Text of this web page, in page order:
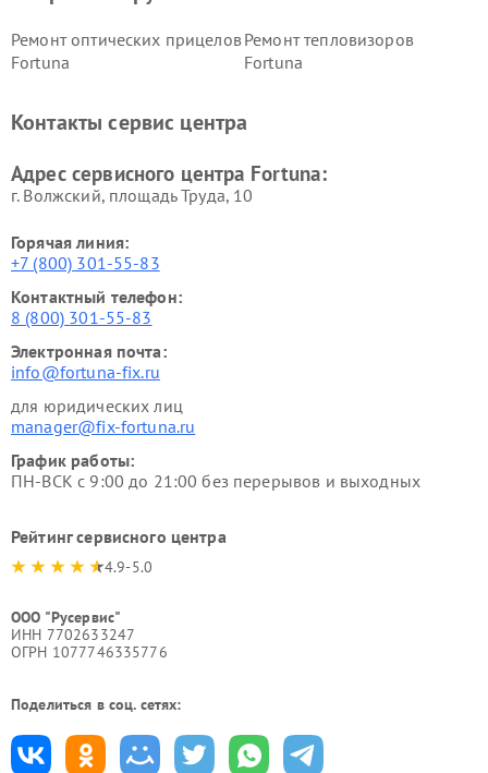
Ремонт оптических прицелов
Fortuna
Ремонт тепловизоров
Fortuna
Контакты сервис центра
Адрес сервисного центра Fortuna:
г. Волжский, площадь Труда, 10
Горячая линия:
+7 (800) 301-55-83
Контактный телефон:
8 (800) 301-55-83
Электронная почта:
info@fortuna-fix.ru
для юридических лиц
manager@fix-fortuna.ru
График работы:
ПН-ВСК с 9:00 до 21:00 без перерывов и выходных
Рейтинг сервисного центра
4.9-5.0
ООО "Русервис"
ИНН 7702633247
ОГРН 1077746335776
Поделиться в соц. сетях: